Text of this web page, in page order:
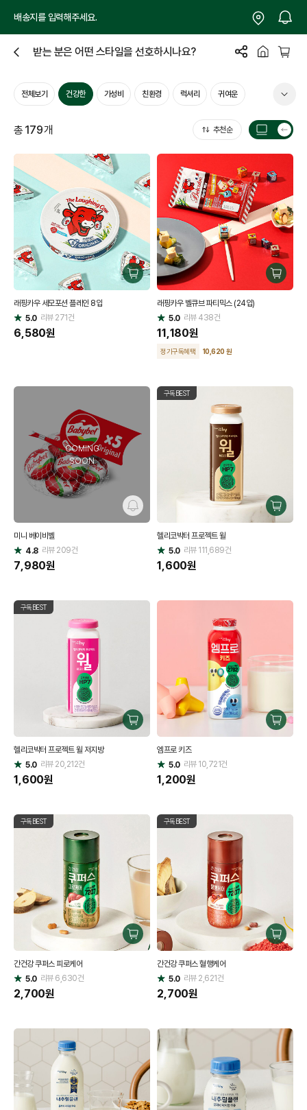
배송지를 입력해주세요.
닫
받는 분은 어떤 스타일을 선호하시나요?
전체보기 건강한 가성비 친환경 럭셔리 귀여운
총179개 추천순
목
전
환
구
매
래핑카우 세모포션 플레인 8입
별
점
5.0 리뷰271건
6,580원
구
매
래핑카우 벨큐브 파티믹스 (24입)
별
점
5.0 리뷰438건
11,180원
정기구독혜택 10,620 원
COMING
SOON
알
림
미니 베이비벨
별
점
4.8 리뷰209건
7,980원
구독BEST
구
매
헬리코박터 프로젝트 윌
별
점
5.0 리뷰111,689건
1,600원
구독BEST
구
매
헬리코박터 프로젝트 윌 저지방
별
점
5.0 리뷰20,212건
1,600원
구
매
엠프로 키즈
별
점
5.0 리뷰10,721건
1,200원
구독BEST
구
매
간건강 쿠퍼스 피로케어
별
점
5.0 리뷰6,630건
2,700원
구독BEST
구
매
간건강 쿠퍼스 혈행케어
별
점
5.0 리뷰2,621건
2,700원